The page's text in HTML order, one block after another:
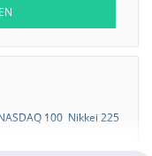
100 Nikkei 225